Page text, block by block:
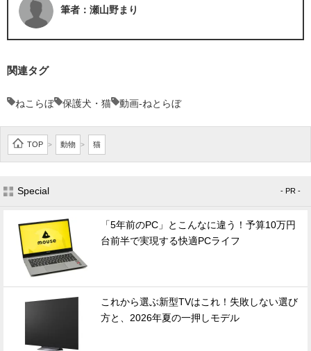
筆者：瀬山野まり
関連タグ
ねこらぼ 保護犬・猫 動画-ねとらぼ
TOP > 動物 > 猫
Special - PR -
「5年前のPC」とこんなに違う！予算10万円
台前半で実現する快適PCライフ
これから選ぶ新型TVはこれ！失敗しない選び
方と、2026年夏の一押しモデル